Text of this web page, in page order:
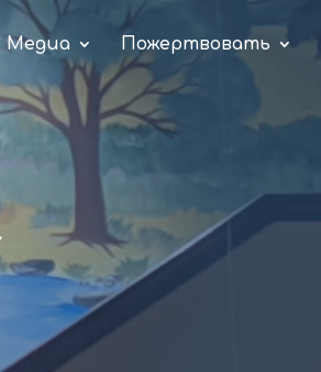
Медиа Пожертвовать